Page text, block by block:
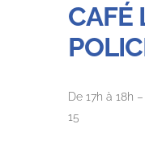
CAFÉ
De 17h à 18h
15